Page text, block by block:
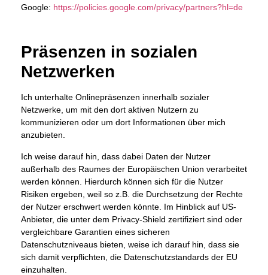
Google: https://policies.google.com/privacy/partners?hl=de
Präsenzen in sozialen
Netzwerken
Ich unterhalte Onlinepräsenzen innerhalb sozialer
Netzwerke, um mit den dort aktiven Nutzern zu
kommunizieren oder um dort Informationen über mich
anzubieten.
Ich weise darauf hin, dass dabei Daten der Nutzer
außerhalb des Raumes der Europäischen Union verarbeitet
werden können. Hierdurch können sich für die Nutzer
Risiken ergeben, weil so z.B. die Durchsetzung der Rechte
der Nutzer erschwert werden könnte. Im Hinblick auf US-
Anbieter, die unter dem Privacy-Shield zertifiziert sind oder
vergleichbare Garantien eines sicheren
Datenschutzniveaus bieten, weise ich darauf hin, dass sie
sich damit verpflichten, die Datenschutzstandards der EU
einzuhalten.